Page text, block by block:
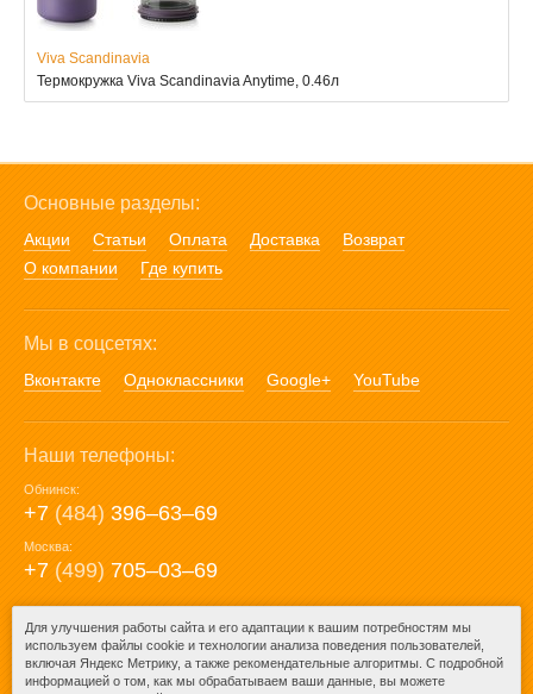
Viva Scandinavia
Термокружка Viva Scandinavia Anytime, 0.46л
Основные разделы:
Акции Статьи Оплата Доставка
Возврат
О компании
Где купить
Мы в соцсетях:
Вконтакте Одноклассники Google+ YouTube
Наши телефоны:
Обнинск:
+7 (484) 396‒63‒69
Москва:
+7 (499) 705‒03‒69
E-mail:
mail@posuda40.ru
Для улучшения работы сайта и его адаптации к вашим потребностям мы
используем файлы cookie и технологии анализа поведения пользователей,
включая Яндекс Метрику, а также рекомендательные алгоритмы. С подробной
информацией о том, как мы обрабатываем ваши данные, вы можете